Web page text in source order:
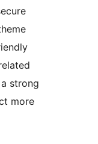
strong
more